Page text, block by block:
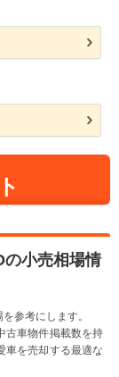
の小売相場情
参考にします。
古車物件掲載数を持
車を売却する最適な